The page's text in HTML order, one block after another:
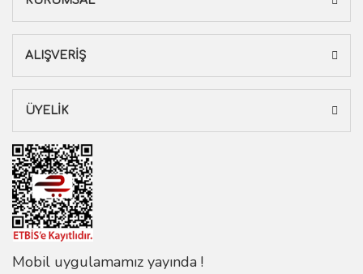
ALIŞVERİŞ
ÜYELİK
Mobil uygulamamız yayında !